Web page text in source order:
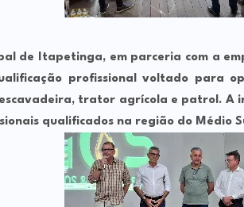
de Itapetinga, em parceria com a
profissional voltado para
trator agrícola e patrol. A
qualificados na região do Médio